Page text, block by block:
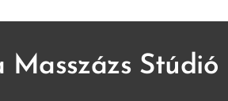
Masszázs Stúdió